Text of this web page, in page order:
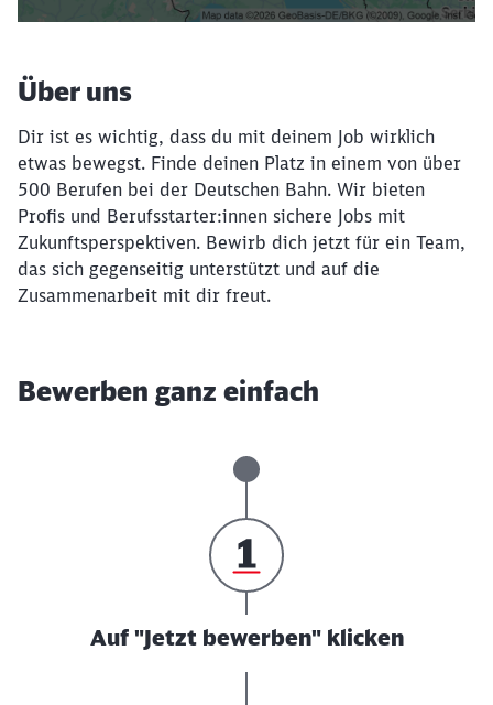
Über uns
Dir ist es wichtig, dass du mit deinem Job wirklich
etwas bewegst. Finde deinen Platz in einem von über
500 Berufen bei der Deutschen Bahn. Wir bieten
Profis und Berufsstarter:innen sichere Jobs mit
Zukunftsperspektiven. Bewirb dich jetzt für ein Team,
das sich gegenseitig unterstützt und auf die
Zusammenarbeit mit dir freut.
Bewerben ganz einfach
Auf "Jetzt bewerben" klicken